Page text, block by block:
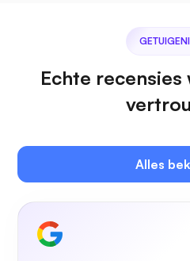
Echte
Alles